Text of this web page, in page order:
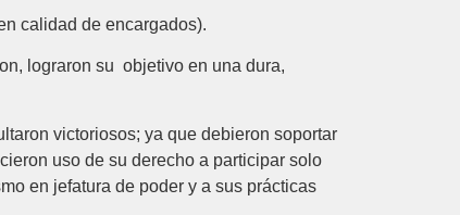
calidad de encargados).
lograron su objetivo en una dura,
victoriosos; ya que debieron soportar
uso de su derecho a participar solo
en jefatura de poder y a sus prácticas